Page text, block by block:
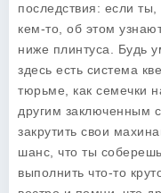
последствия: если
кем-то, об этом
ниже плинтуса. Будь
здесь есть система
тюрьме, как семечки
другим заключенным
закрутить свои
шанс, что ты
выполнить что-то